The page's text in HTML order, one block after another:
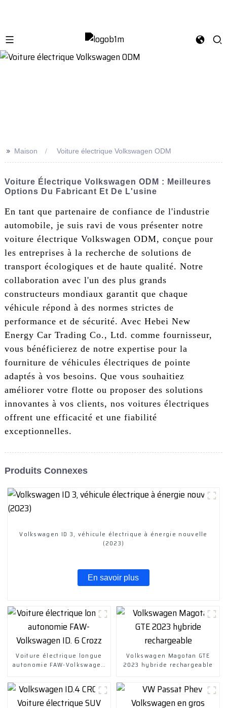
>> Maison Voiture électrique Volkswagen ODM
Voiture Électrique Volkswagen ODM : Meilleures
Options Du Fabricant Et De L'usine
En tant que partenaire de confiance de l'industrie
automobile, je suis ravi de vous présenter notre
voiture électrique Volkswagen ODM, conçue pour
les entreprises à la recherche de solutions de
transport écologiques et de haute qualité. Notre
collaboration avec l'un des plus grands
constructeurs mondiaux garantit que chaque
véhicule répond à des normes strictes de
performance et de sécurité. Avec Hebei New
Energy Car Trading Co., Ltd. comme fournisseur,
vous bénéficierez de notre expertise pour la
fourniture de véhicules électriques de pointe
adaptés à vos besoins. Que vous souhaitiez
améliorer votre flotte ou proposer des solutions
innovantes à vos clients, nos voitures électriques
offrent une efficacité et une fiabilité
exceptionnelles.
Produits Connexes
Volkswagen ID 3, véhicule électrique à énergie nouvelle
(2023)
En savoir plus
Voiture électrique longue
autonomie FAW-Volkswagen
Volkswagen Magotan GTE
2023 hybride rechargeable